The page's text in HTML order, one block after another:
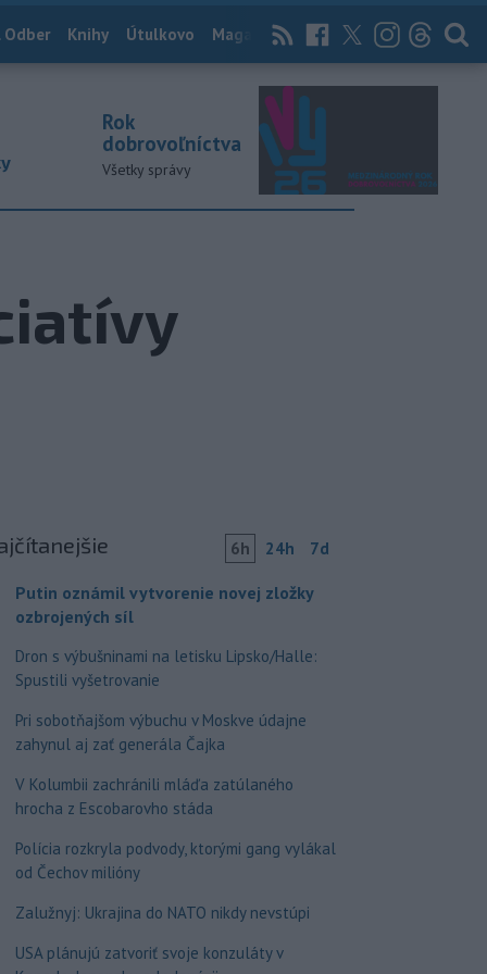
Odber Knihy Útulkovo Magazín News Now Archív
Rok
dobrovoľníctva
Všetky správy
6h 24h 7d
Putin oznámil vytvorenie novej zložky
ozbrojených síl
Dron s výbušninami na letisku Lipsko/Halle:
Spustili vyšetrovanie
Pri sobotňajšom výbuchu v Moskve údajne
zahynul aj zať generála Čajka
V Kolumbii zachránili mláďa zatúlaného
hrocha z Escobarovho stáda
Polícia rozkryla podvody, ktorými gang vylákal
od Čechov milióny
Zalužnyj: Ukrajina do NATO nikdy nevstúpi
USA plánujú zatvoriť svoje konzuláty v